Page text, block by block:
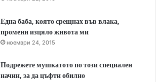
Една баба, която срещнах във влака,
промени изцяло живота ми
ноември 24, 2015
Подрежете мушкатото по този специален
начин, за да цъфти обилно